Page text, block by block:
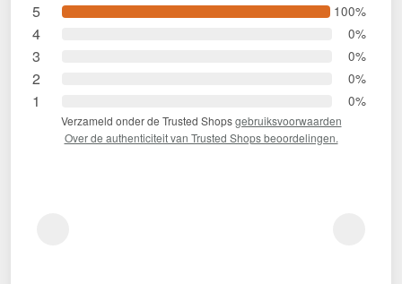
5 100%
4 0%
3 0%
2 0%
1 0%
Verzameld onder de Trusted Shopsgebruiksvoorwaarden
Over de authenticiteit van Trusted Shops beoordelingen.